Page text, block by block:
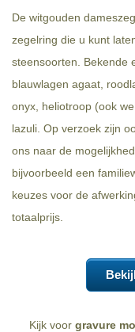
De witgouden
zegelring die u kunt
steensoorten. Bekende
blauwlagen agaat,
onyx, heliotroop (ook
lazuli. Op verzoek zijn
ons naar de
bijvoorbeeld een
keuzes voor de
totaalprijs.
Kijk voor gravure